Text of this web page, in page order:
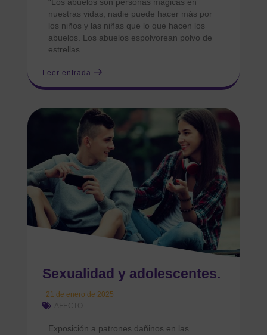
“Los abuelos son personas mágicas en
nuestras vidas, nadie puede hacer más por
los niños y las niñas que lo que hacen los
abuelos. Los abuelos espolvorean polvo de
estrellas
Leer entrada
Sexualidad y adolescentes.
21 de enero de 2025
AFECTO
Exposición a patrones dañinos en las